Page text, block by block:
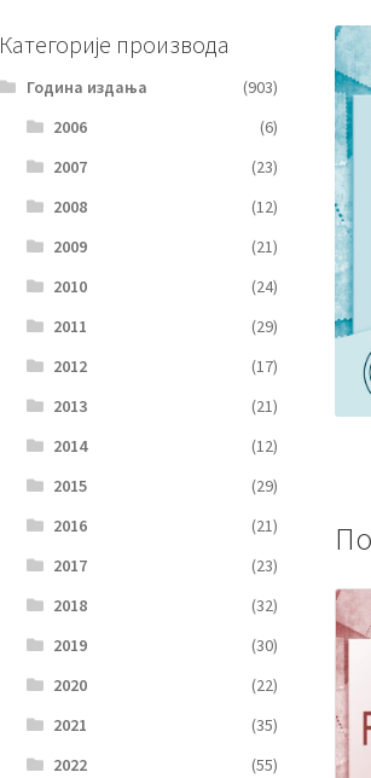
Категорије производа
Година издања
(903)
2006
(6)
2007
(23)
2008
(12)
2009
(21)
2010
(24)
2011
(29)
2012
(17)
2013
(21)
2014
(12)
2015
(29)
2016
(21)
2017
(23)
2018
(32)
2019
(30)
2020
(22)
2021
(35)
2022
(55)